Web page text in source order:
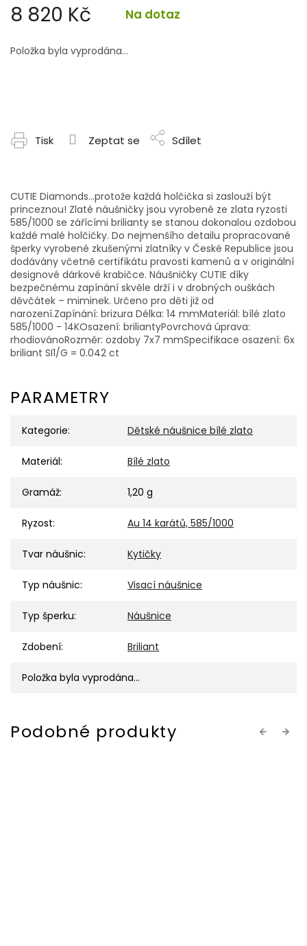
8 820 Kč Na dotaz
cena:
Položka byla vyprodána…
Tisk Zeptat se Sdílet
CUTIE Diamonds...protože každá holčička si zaslouží být
princeznou! Zlaté náušničky jsou vyrobené ze zlata ryzosti
585/1000 se zářícími brilianty se stanou dokonalou ozdobou
každé malé holčičky. Do nejmenšího detailu propracované
šperky vyrobené zkušenými zlatníky v České Republice jsou
dodávány včetně certifikátu pravosti kamenů a v originální
designové dárkové krabičce. Náušničky CUTIE díky
bezpečnému zapínání skvěle drží i v drobných ouškách
děvčátek – miminek. Určeno pro děti již od
narození.Zapínání: brizura Délka: 14 mmMateriál: bílé zlato
585/1000 - 14KOsazení: briliantyPovrchová úprava:
rhodiovánoRozměr: ozdoby 7x7 mmSpecifikace osazení: 6x
briliant SI1/G = 0.042 ct
PARAMETRY
Kategorie: Dětské náušnice bílé zlato
Materiál: Bílé zlato
Gramáž: 1,20 g
Ryzost: Au 14 karátů, 585/1000
Tvar náušnic: Kytičky
Typ náušnic: Visací náušnice
Typ šperku: Náušnice
Zdobení: Briliant
Položka byla vyprodána…
Previous
Next